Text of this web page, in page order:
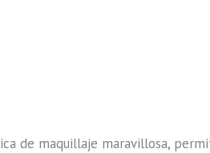
de maquillaje maravillosa,